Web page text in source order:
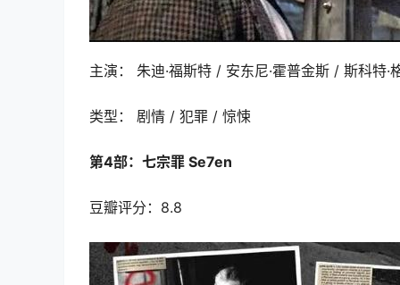
主演： 朱迪·福斯特 / 安东尼·霍普金斯 / 斯科特·
类型： 剧情 / 犯罪 / 惊悚
第4部：七宗罪 Se7en
豆瓣评分：8.8